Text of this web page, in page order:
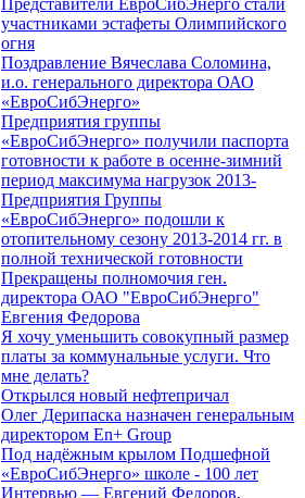
Представители ЕвроСибЭнерго стали
участниками эстафеты Олимпийского
огня
Поздравление Вячеслава Соломина,
и.о. генерального директора ОАО
«ЕвроСибЭнерго»
Предприятия группы
«ЕвроСибЭнерго» получили паспорта
готовности к работе в осенне-зимний
период максимума нагрузок 2013-
Предприятия Группы
«ЕвроСибЭнерго» подошли к
отопительному сезону 2013-2014 гг. в
полной технической готовности
Прекращены полномочия ген.
директора ОАО "ЕвроСибЭнерго"
Евгения Федорова
Я хочу уменьшить совокупный размер
платы за коммунальные услуги. Что
мне делать?
Открылся новый нефтепричал
Олег Дерипаска назначен генеральным
директором En+ Group
Под надёжным крылом Подшефной
«ЕвроСибЭнерго» школе - 100 лет
Интервью — Евгений Федоров,